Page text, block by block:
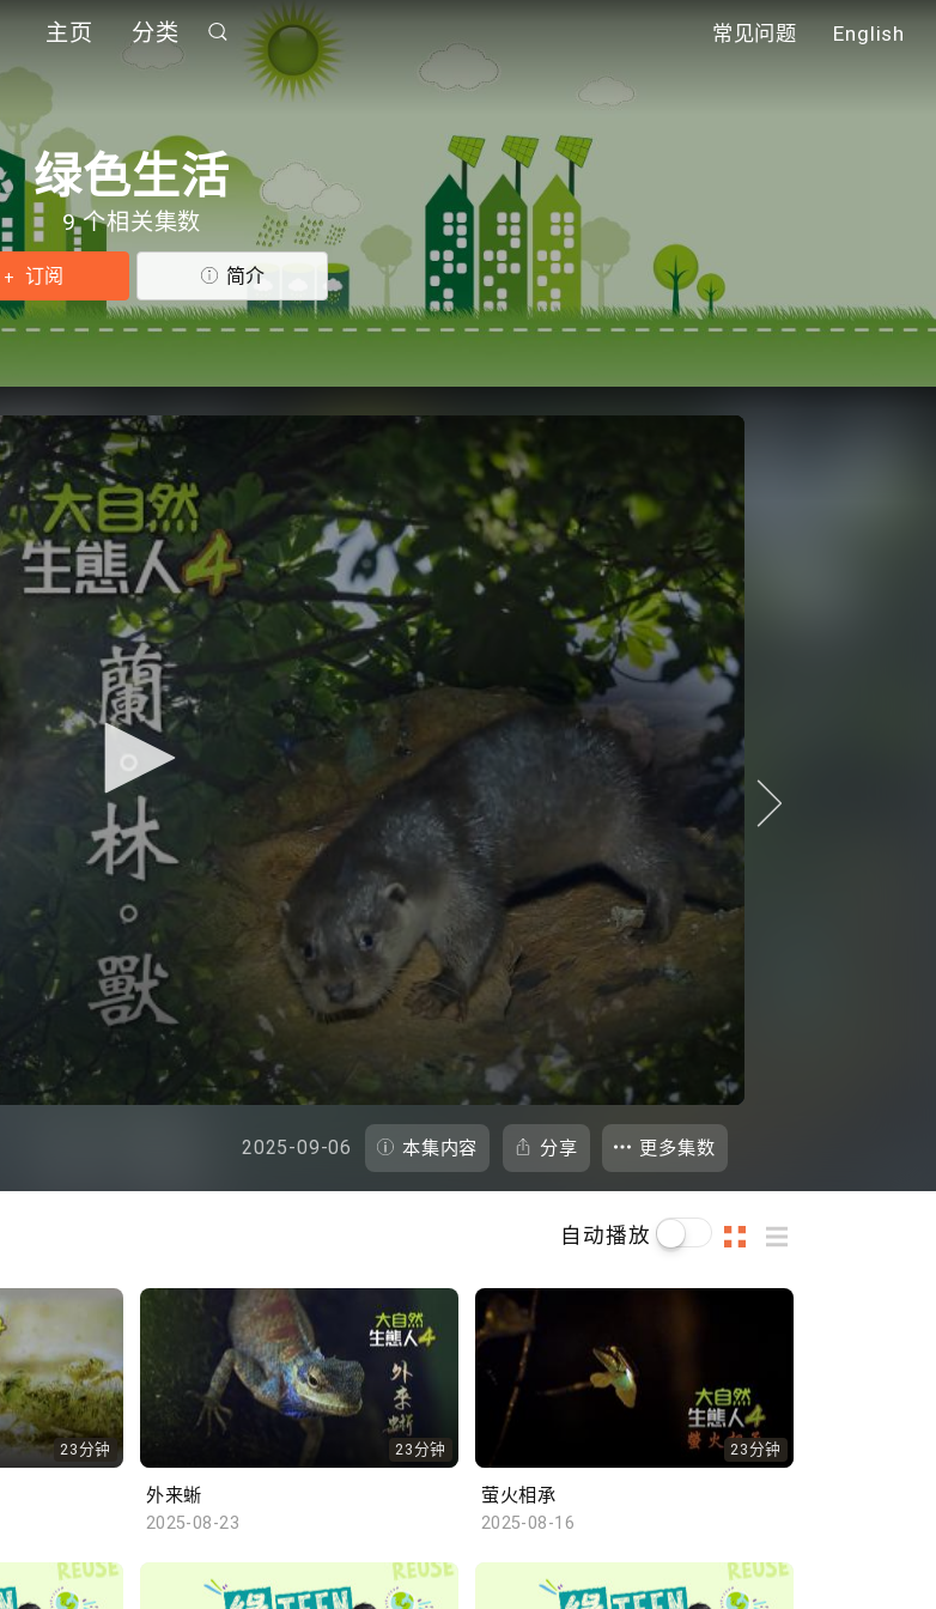
主页 分类 常见问题 English
绿色生活
9 个相关集数
订阅 简介
2025-09-06 本集内容 分享 更多集数
自动播放
23分钟 23分钟
外来蜥
2025-08-23
23分钟
萤火相承
2025-08-16